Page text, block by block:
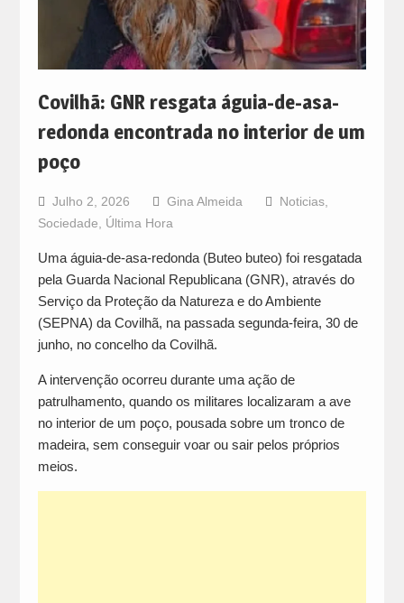
Covilhã: GNR resgata águia-de-asa-
redonda encontrada no interior de um
poço
Julho 2, 2026 Gina Almeida Noticias,
Sociedade, Última Hora
Uma águia-de-asa-redonda (Buteo buteo) foi resgatada
pela Guarda Nacional Republicana (GNR), através do
Serviço da Proteção da Natureza e do Ambiente
(SEPNA) da Covilhã, na passada segunda-feira, 30 de
junho, no concelho da Covilhã.
A intervenção ocorreu durante uma ação de
patrulhamento, quando os militares localizaram a ave
no interior de um poço, pousada sobre um tronco de
madeira, sem conseguir voar ou sair pelos próprios
meios.